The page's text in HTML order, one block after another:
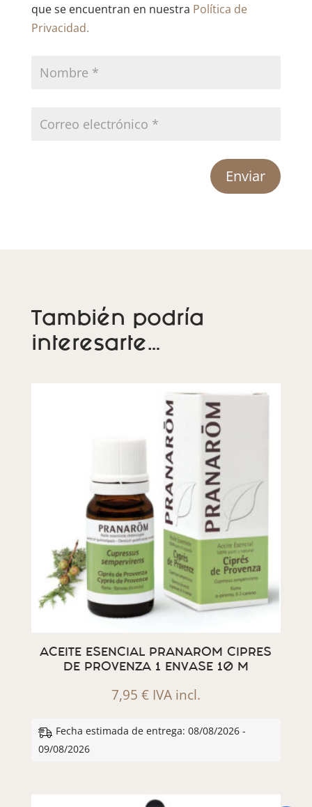
que se encuentran en nuestra Política de
Privacidad.
Enviar
También podría
interesarte…
ACEITE ESENCIAL PRANAROM CIPRES
DE PROVENZA 1 ENVASE 10 M
7,95 € IVA incl.
Fecha estimada de entrega: 08/08/2026 -
09/08/2026